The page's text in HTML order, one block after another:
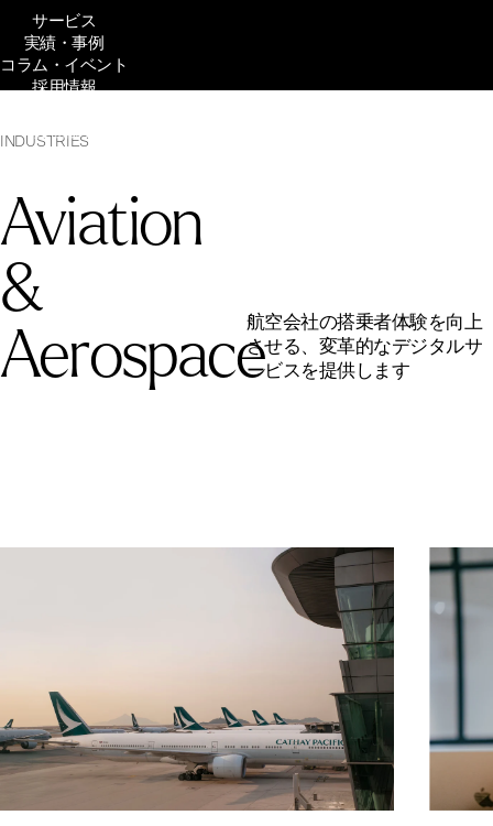
サービス
実績・事例
コラム・イベント
採用情報
INDUSTRIES
Aviation
&
Aerospace航空会社の搭乗者体験を向上
させる、変革的なデジタルサ
ービスを提供します